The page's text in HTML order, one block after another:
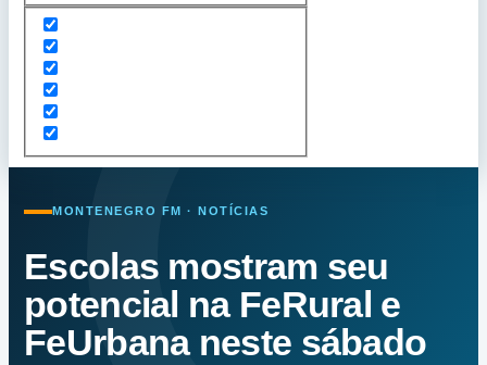
MONTENEGRO FM · NOTÍCIAS
Escolas mostram seu
potencial na FeRural e
FeUrbana neste sábado